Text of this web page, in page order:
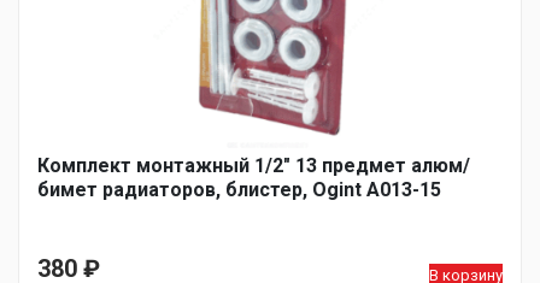
Комплект монтажный 1/2″ 13 предмет алюм/
бимет радиаторов, блистер, Ogint A013-15
380 ₽ В корзину